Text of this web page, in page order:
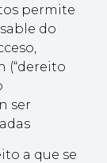
permite
do
(“dereito
ser
a que se